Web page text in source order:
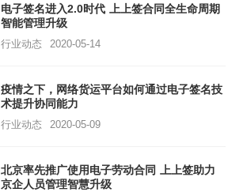
电子签名进入2.0时代 上上签合同全生命周期
智能管理升级
行业动态 2020-05-14
疫情之下，网络货运平台如何通过电子签名技
术提升协同能力
行业动态 2020-05-09
北京率先推广使用电子劳动合同 上上签助力
京企人员管理智慧升级